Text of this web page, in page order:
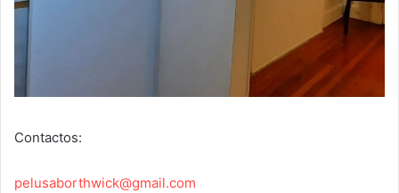
Contactos:
pelusaborthwick@gmail.com